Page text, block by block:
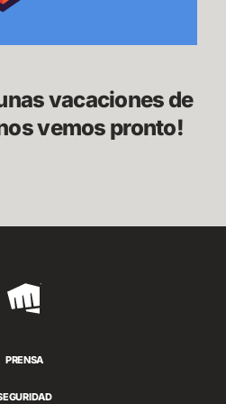
vacaciones de
vemos pronto!
Riot
PRENSA